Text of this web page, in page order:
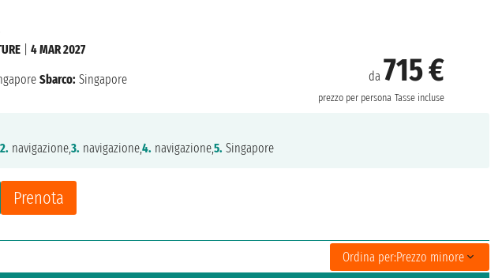
da 715 €
prezzo per persona Tasse incluse
Prenota
|4 MAR 2027
Sbarco: Singapore
2. navigazione,3. navigazione,4. navigazione,5. Singapore
Ordina per:Prezzo minore